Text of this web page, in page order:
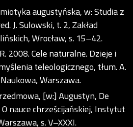
augustyńska, w: Studia z
J. Sulowski, t. 2, Zakład
Wrocław, s. 15–42.
2008. Cele naturalne. Dzieje i
teleologicznego, tłum. A.
Warszawa.
[w:] Augustyn, De
nauce chrześcijańskiej, Instytut
s. V–XXXI.